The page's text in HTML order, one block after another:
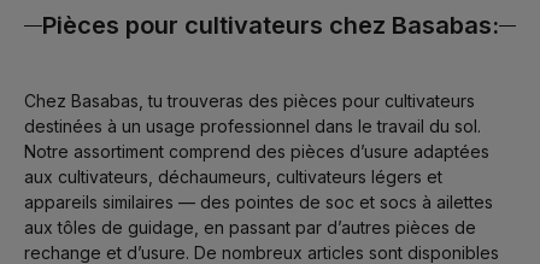
Pièces pour cultivateurs chez Basabas:
Chez Basabas, tu trouveras des pièces pour cultivateurs
destinées à un usage professionnel dans le travail du sol.
Notre assortiment comprend des pièces d’usure adaptées
aux cultivateurs, déchaumeurs, cultivateurs légers et
appareils similaires — des pointes de soc et socs à ailettes
aux tôles de guidage, en passant par d’autres pièces de
rechange et d’usure. De nombreux articles sont disponibles